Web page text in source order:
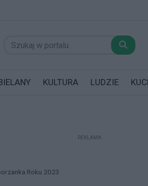
KULTURA LUDZIE
REKLAMA
Roku 2023